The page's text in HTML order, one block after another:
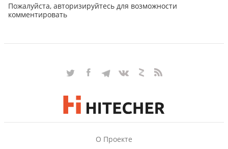
Пожалуйста, авторизируйтесь для возможности
комментировать
О Проекте